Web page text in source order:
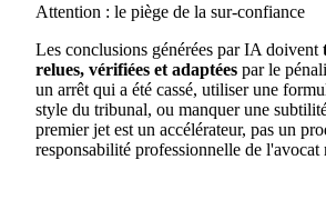
Attention : le piège de la sur-confiance
Les conclusions générées par IA doivent
relues, vérifiées et adaptées par le
un arrêt qui a été cassé, utiliser une
style du tribunal, ou manquer une
premier jet est un accélérateur, pas un
responsabilité professionnelle de l'avocat